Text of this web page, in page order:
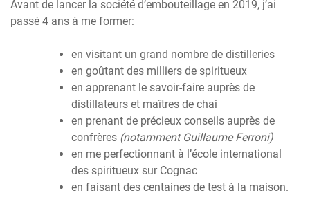
Avant de lancer la société d’embouteillage en 2019, j’ai
passé 4 ans à me former:
en visitant un grand nombre de distilleries
en goûtant des milliers de spiritueux
en apprenant le savoir-faire auprès de
distillateurs et maîtres de chai
en prenant de précieux conseils auprès de
confrères (notamment Guillaume Ferroni)
en me perfectionnant à l’école international
des spiritueux sur Cognac
en faisant des centaines de test à la maison.